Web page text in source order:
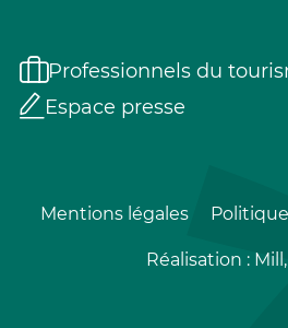
Professionnels du
Espace presse
Mentions légales
Réalisation :